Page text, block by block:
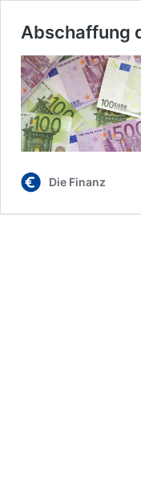
Abschaffung
Die Finanz